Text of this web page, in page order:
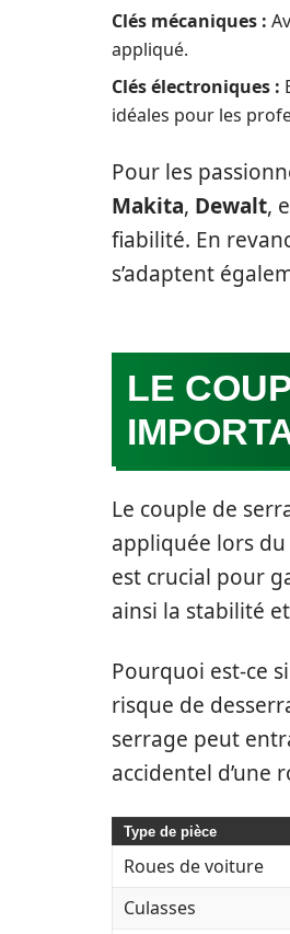
Clés mécaniques :
appliqué.
Clés électroniques :
idéales pour les
Pour les
Makita, Dewalt,
fiabilité. En
s’adaptent
LE
Le couple de
appliquée lors du
est crucial pour
ainsi la stabilité
Pourquoi est-ce
risque de
serrage peut
accidentel d’une
Type de pièce
Roues de voiture
Culasses